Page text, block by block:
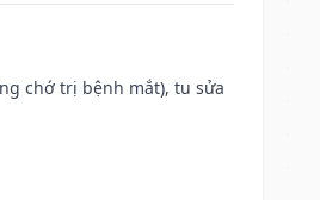
chớ trị bệnh mắt), tu sửa